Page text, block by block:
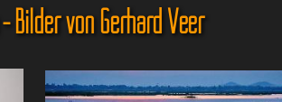
Bilder von Gerhard Veer